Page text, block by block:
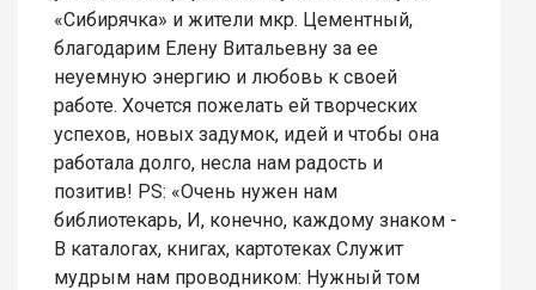
«Сибирячка» и жители мкр. Цементный,
благодарим Елену Витальевну за ее
неуемную энергию и любовь к своей
работе. Хочется пожелать ей творческих
успехов, новых задумок, идей и чтобы она
работала долго, несла нам радость и
позитив! PS: «Очень нужен нам
библиотекарь, И, конечно, каждому знаком -
В каталогах, книгах, картотеках Служит
мудрым нам проводником: Нужный том